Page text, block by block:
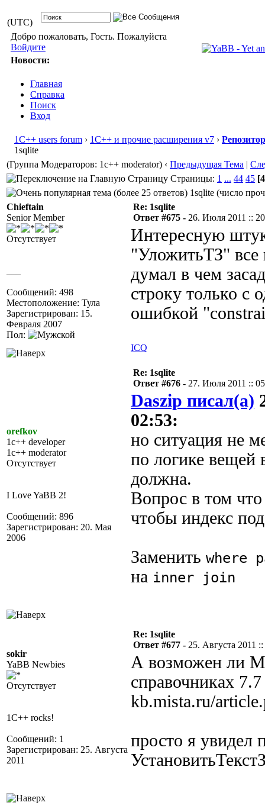
(UTC)
Добро пожаловать, Гость. Пожалуйста
Войдите
Новости:
Главная
Справка
Поиск
Вход
1С++ users forum › 1С++ и прочие расширения v7 ›
1sqlite
(Группа Модераторов: 1c++ moderator) ‹ Предыдущая Тема |
Страницы: 1 ... 44 45
1sqlite (число
Chieftain
Senior Member
Отсутствует
Сообщений: 498
Местоположение: Тула
Зарегистрирован: 15.
Февраля 2007
Пол:
Re: 1sqlite
Ответ #675 - 26. Июля 2011 ::
Интересную
"УложитьТЗ" все
думал в чем
строку только с
ошибкой
ICQ
orefkov
1c++ developer
1c++ moderator
Отсутствует
I Love YaBB 2!
Сообщений: 896
Зарегистрирован: 20. Мая
2006
Re: 1sqlite
Ответ #676 - 27. Июля 2011 ::
Daszip писал(а)
02:53:
но ситуация не
по логике вещей
должна.
Вопрос в том
чтобы индекс
Заменить where
на inner join
sokir
YaBB Newbies
Отсутствует
1C++ rocks!
Сообщений: 1
Зарегистрирован: 25. Августа
2011
Re: 1sqlite
Ответ #677 - 25. Августа 2011
А возможен ли
справочниках
kb.mista.ru/
просто я увидел